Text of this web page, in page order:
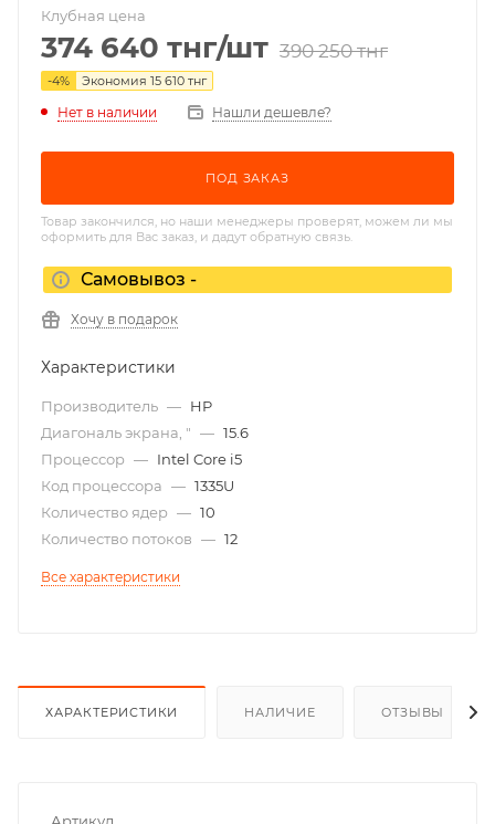
Клубная цена
374 640 тнг/шт 390 250тнг
-4% Экономия 15 610 тнг
Нет в наличии Нашли дешевле?
ПОД ЗАКАЗ
Товар закончился, но наши менеджеры проверят, можем ли мы
оформить для Вас заказ, и дадут обратную связь.
Самовывоз -
Хочу в подарок
Характеристики
Производитель — HP
Диагональ экрана, " — 15.6
Процессор — Intel Core i5
Код процессора — 1335U
Количество ядер — 10
Количество потоков — 12
Все характеристики
ХАРАКТЕРИСТИКИ НАЛИЧИЕ ОТЗЫВЫ